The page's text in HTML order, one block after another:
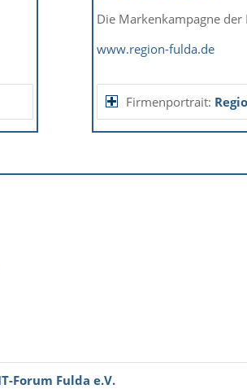
Die Markenkampagne der
www.region-fulda.de
Firmenportrait:
Forum Fulda e.V.